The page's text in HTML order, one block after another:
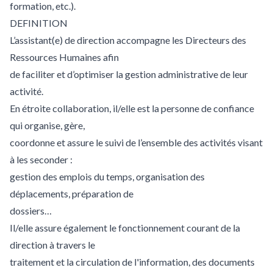
formation, etc.).
DEFINITION
L’assistant(e) de direction accompagne les Directeurs des
Ressources Humaines afin
de faciliter et d’optimiser la gestion administrative de leur
activité.
En étroite collaboration, il/elle est la personne de confiance
qui organise, gère,
coordonne et assure le suivi de l’ensemble des activités visant
à les seconder :
gestion des emplois du temps, organisation des
déplacements, préparation de
dossiers…
Il/elle assure également le fonctionnement courant de la
direction à travers le
traitement et la circulation de l'information, des documents